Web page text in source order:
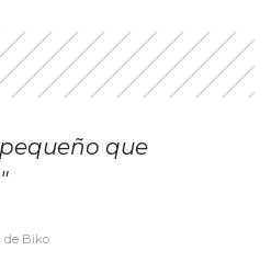
que
de Biko